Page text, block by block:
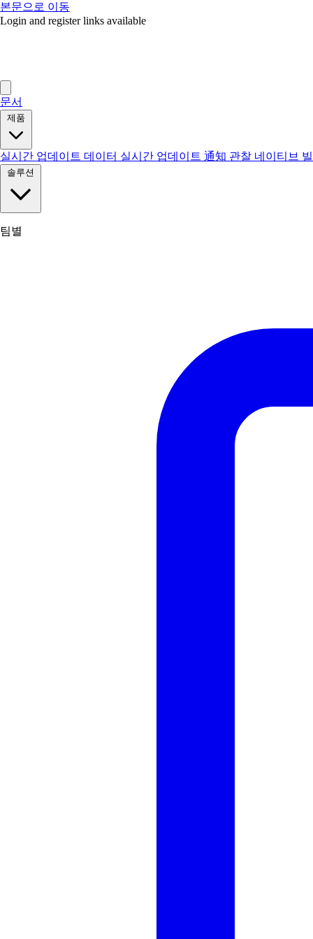
본문으로 이동
Login and register links available
문서
제품
실시간 업데이트 데이터 실시간 업데이트 通知 관찰 네이티브
솔루션
팀별